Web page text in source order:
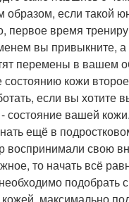
образом, если такой
первое время
вы привыкните,
перемены в вашем
кожи
если вы хотите
состояние вашей
ещё в
воспринимали свою
то начать всё
подобрать